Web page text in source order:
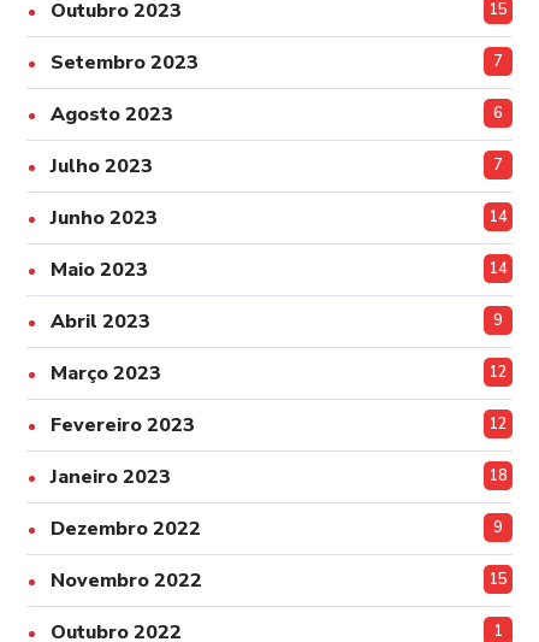
Outubro 2023 15
Setembro 2023 7
Agosto 2023 6
Julho 2023 7
Junho 2023 14
Maio 2023 14
Abril 2023 9
Março 2023 12
Fevereiro 2023 12
Janeiro 2023 18
Dezembro 2022 9
Novembro 2022 15
Outubro 2022 1